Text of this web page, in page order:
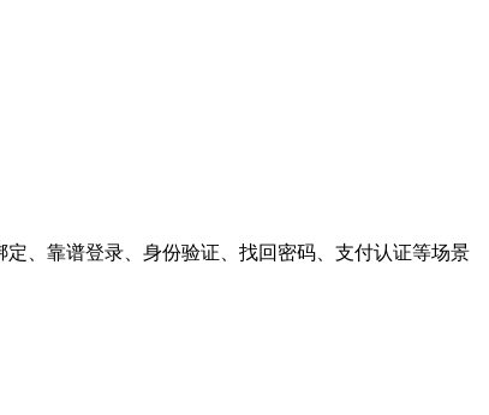
、靠谱登录、身份验证、找回密码、支付认证等场景